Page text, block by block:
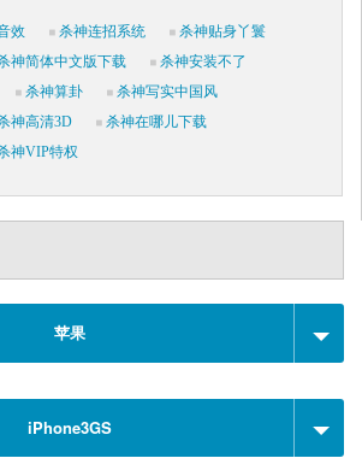
效 杀神连招系统
杀神贴身丫鬟
神简体中文版下载
杀神安装不了
杀神算卦
杀神写实中国风
神高清3D
杀神在哪儿下载
神VIP特权
苹果
iPhone3GS